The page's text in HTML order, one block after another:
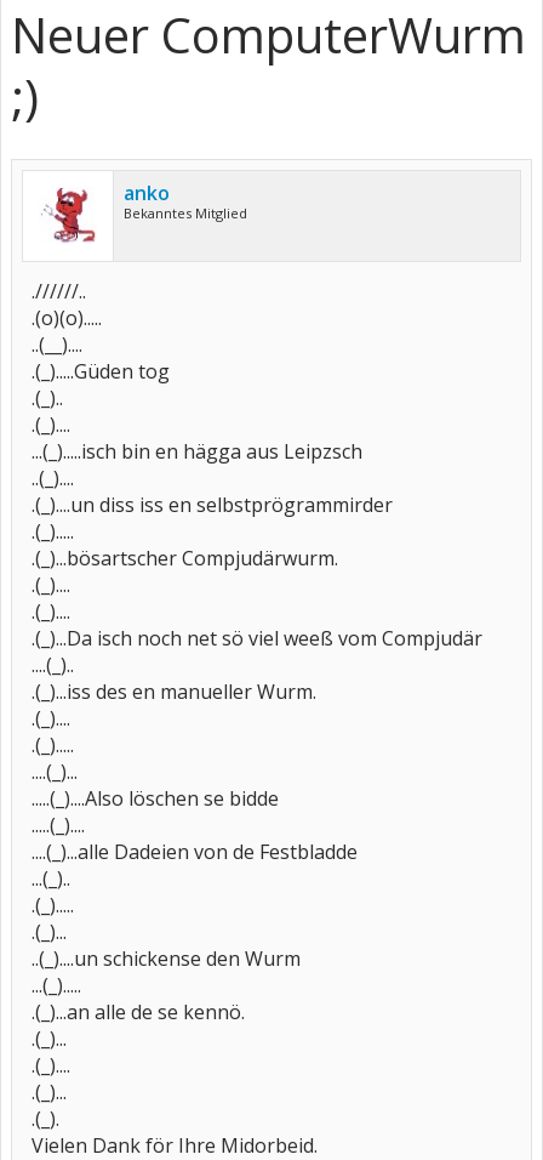
Neuer ComputerWurm
;)
anko
Bekanntes Mitglied
.//////..
.(o)(o).....
..(__)....
.(_).....Güden tog
.(_)..
.(_)....
...(_).....isch bin en hägga aus Leipzsch
..(_)....
.(_)....un diss iss en selbstprögrammirder
.(_).....
.(_)...bösartscher Compjudärwurm.
.(_)....
.(_)....
.(_)...Da isch noch net sö viel weeß vom Compjudär
....(_)..
.(_)...iss des en manueller Wurm.
.(_)....
.(_).....
....(_)...
.....(_)....Also löschen se bidde
.....(_)....
....(_)...alle Dadeien von de Festbladde
...(_)..
.(_).....
.(_)...
..(_)....un schickense den Wurm
...(_).....
.(_)...an alle de se kennö.
.(_)...
.(_)....
.(_)...
.(_).
Vielen Dank för Ihre Midorbeid.